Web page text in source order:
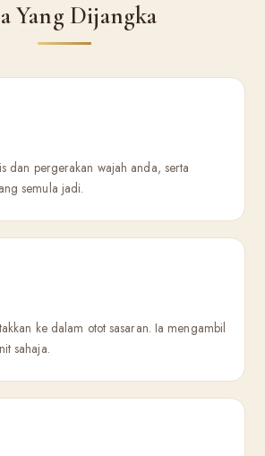
Yang Dijangka
dan pergerakan wajah anda, serta
semula jadi.
ke dalam otot sasaran. Ia mengambil
sahaja.